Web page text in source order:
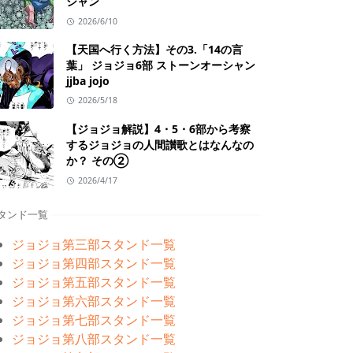
2026/6/10
【天国へ行く方法】その3.「14の言
葉」 ジョジョ6部 ストーンオーシャン
jjba jojo
2026/5/18
【ジョジョ解説】4・5・6部から考察
するジョジョの人間讃歌とはなんなの
か？ その②
2026/4/17
ンド一覧
ジョジョ第三部スタンド一覧
ジョジョ第四部スタンド一覧
ジョジョ第五部スタンド一覧
ジョジョ第六部スタンド一覧
ジョジョ第七部スタンド一覧
ジョジョ第八部スタンド一覧